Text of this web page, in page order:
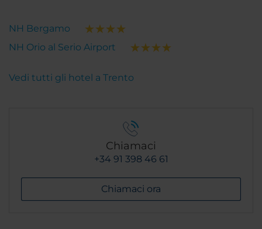
NH Bergamo
NH Orio al Serio Airport
Vedi tutti gli hotel a Trento
Chiamaci
+34 91 398 46 61
Chiamaci ora